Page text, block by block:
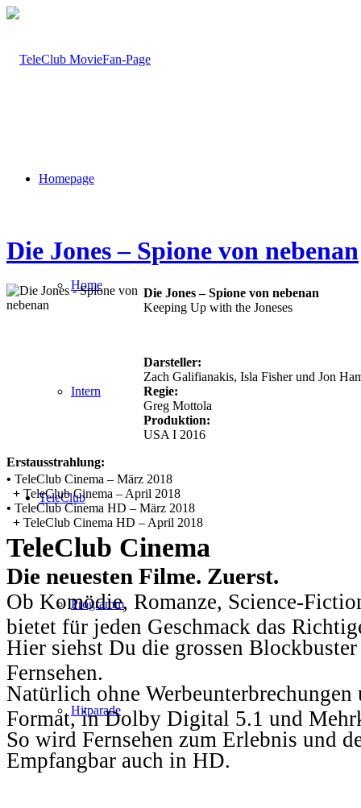
Homepage
Home
Intern
TeleClub
Programm
Hitparade
Die Jones – Spione von nebenan
Die Jones – Spione von nebenan
Keeping Up with the Joneses
Darsteller:
Zach Galifianakis, Isla Fisher und Jon
Regie:
Greg Mottola
Produktion:
USA I 2016
Erstausstrahlung:
• TeleClub Cinema – März 2018
+ TeleClub Cinema – April 2018
• TeleClub Cinema HD – März 2018
+ TeleClub Cinema HD – April 2018
TeleClub Cinema
Die neuesten Filme. Zuerst.
Ob Komödie, Romanze, Science-
bietet für jeden Geschmack das
Hier siehst Du die grossen
Fernsehen.
Natürlich ohne
Format, in Dolby Digital 5.1 und
So wird Fernsehen zum Erlebnis und
Empfangbar auch in HD.